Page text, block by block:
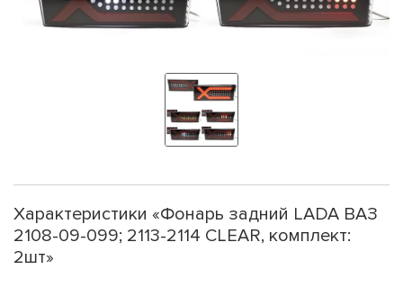
Характеристики «Фонарь задний LADA ВАЗ
2108-09-099; 2113-2114 CLEAR, комплект:
2шт»